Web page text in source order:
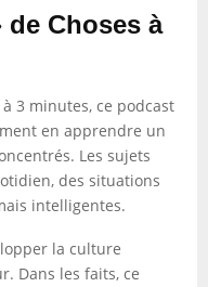
de Choses à
3 minutes, ce podcast
en apprendre un
Les sujets
des situations
intelligentes.
la culture
Dans les faits, ce